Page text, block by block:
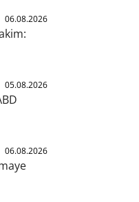
06.08.2026
05.08.2026
06.08.2026